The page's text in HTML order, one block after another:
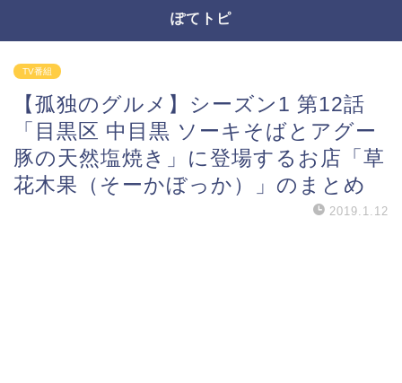
ぽてトピ
TV番組
【孤独のグルメ】シーズン1 第12話
「目黒区 中目黒 ソーキそばとアグー
豚の天然塩焼き」に登場するお店「草
花木果（そーかぼっか）」のまとめ
2019.1.12